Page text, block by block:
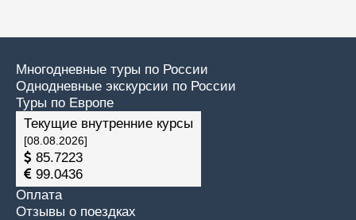
Многодневные туры по России
Однодневные экскурсии по России
Туры по Европе
Текущие внутренние курсы
[08.08.2026]
85.7223
99.0436
Оплата
Отзывы о поездках